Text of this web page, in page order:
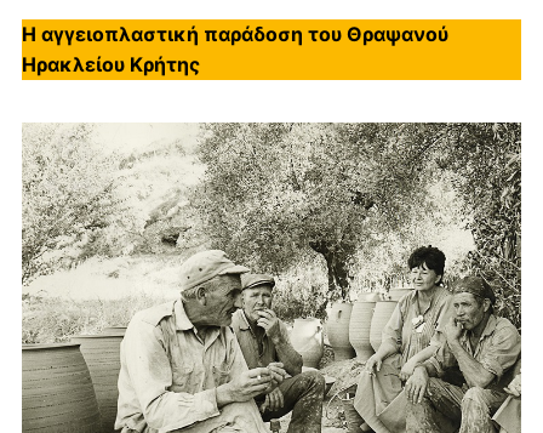
Η αγγειοπλαστική παράδοση του Θραψανού
Ηρακλείου Κρήτης